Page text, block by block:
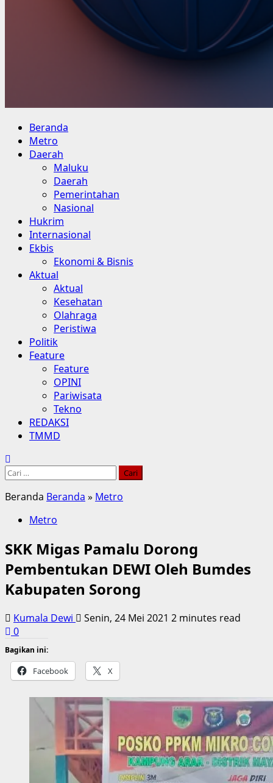
Primary
Menu
Beranda
Metro
Daerah
Maluku
Daerah
Pemerintahan
Nasional
Hukrim
Internasional
Ekbis
Ekonomi & Bisnis
Aktual
Aktual
Kesehatan
Olahraga
Peristiwa
Politik
Feature
Feature
OPINI
Pariwisata
Tekno
REDAKSI
TMMD
Cari
Beranda Beranda » Metro
Metro
SKK Migas Pamalu Dorong
Pembentukan DEWI Oleh Bumdes
Kabupaten Sorong
Kumala Dewi Senin, 24 Mei 2021 2 minutes read
0
Bagikan ini:
Facebook X